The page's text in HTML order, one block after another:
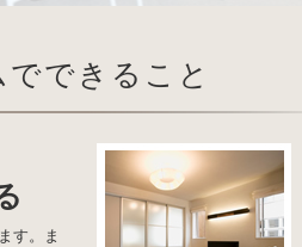
できること
す。ま